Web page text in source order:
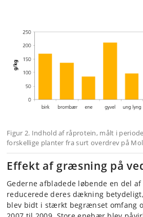
Figur 2. Indhold af råprotein, målt i
forskellige planter fra surt overdrev på
Effekt af græsning på
Gederne afbladede løbende en del
reducerede deres dækning
blev bidt i stærkt begrænset omfang